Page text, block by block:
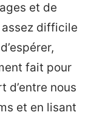
et de
difficile
fait pour
d’entre nous
et en lisant